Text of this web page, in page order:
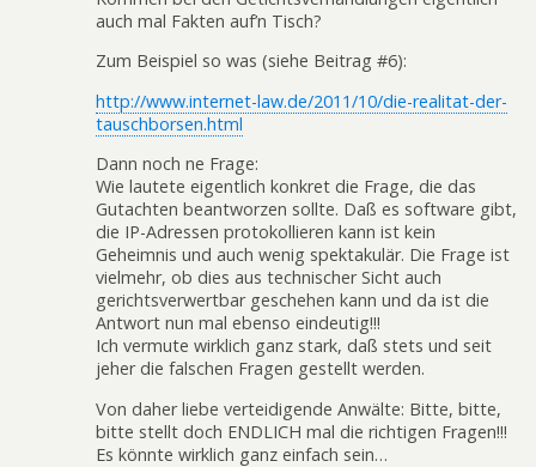
auch mal Fakten auf’n Tisch?
Zum Beispiel so was (siehe Beitrag #6):
http://www.internet-law.de/2011/10/die-realitat-der-
tauschborsen.html
Dann noch ne Frage:
Wie lautete eigentlich konkret die Frage, die das
Gutachten beantworzen sollte. Daß es software gibt,
die IP-Adressen protokollieren kann ist kein
Geheimnis und auch wenig spektakulär. Die Frage ist
vielmehr, ob dies aus technischer Sicht auch
gerichtsverwertbar geschehen kann und da ist die
Antwort nun mal ebenso eindeutig!!!
Ich vermute wirklich ganz stark, daß stets und seit
jeher die falschen Fragen gestellt werden.
Von daher liebe verteidigende Anwälte: Bitte, bitte,
bitte stellt doch ENDLICH mal die richtigen Fragen!!!
Es könnte wirklich ganz einfach sein…